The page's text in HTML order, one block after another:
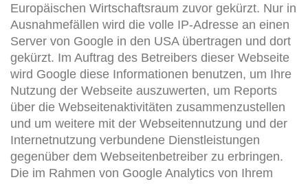
Europäischen Wirtschaftsraum zuvor gekürzt. Nur in
Ausnahmefällen wird die volle IP-Adresse an einen
Server von Google in den USA übertragen und dort
gekürzt. Im Auftrag des Betreibers dieser Webseite
wird Google diese Informationen benutzen, um Ihre
Nutzung der Webseite auszuwerten, um Reports
über die Webseitenaktivitäten zusammenzustellen
und um weitere mit der Webseitennutzung und der
Internetnutzung verbundene Dienstleistungen
gegenüber dem Webseitenbetreiber zu erbringen.
Die im Rahmen von Google Analytics von Ihrem